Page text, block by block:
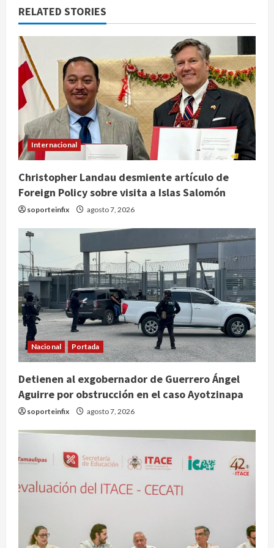
RELATED STORIES
Internacional
Christopher Landau desmiente artículo de
Foreign Policy sobre visita a Islas Salomón
soporteinfix agosto 7, 2026
Nacional Portada
Detienen al exgobernador de Guerrero Ángel
Aguirre por obstrucción en el caso Ayotzinapa
soporteinfix agosto 7, 2026
2
SMN pronostica lluvias intensas,
granizo y calor extremo para este 7
agosto 7, 2026
Internacional
Christopher Landau desmiente
visita a Islas Salomón
agosto 7, 2026